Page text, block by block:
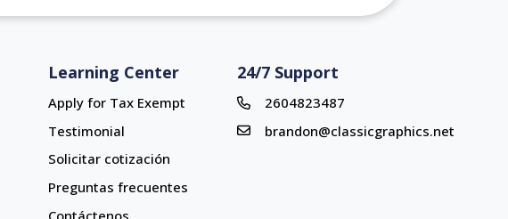
Learning Center
Apply for Tax Exempt
Testimonial
Solicitar cotización
Preguntas frecuentes
Contáctenos
24/7 Support
2604823487
brandon@classicgraphics.net